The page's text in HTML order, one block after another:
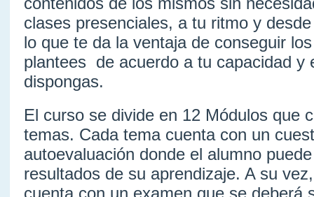
clases presenciales, a tu ritmo y
lo que te da la ventaja de conseguir
plantees de acuerdo a tu capacidad y
dispongas.
El curso se divide en 12 Módulos que
temas. Cada tema cuenta con un
autoevaluación donde el alumno
resultados de su aprendizaje. A su
cuenta con un examen que se deberá